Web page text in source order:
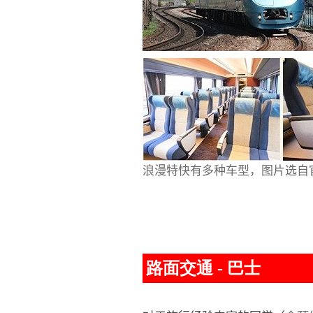
浪漫特快有多种车型，图片选自
路面交通 - 巴士